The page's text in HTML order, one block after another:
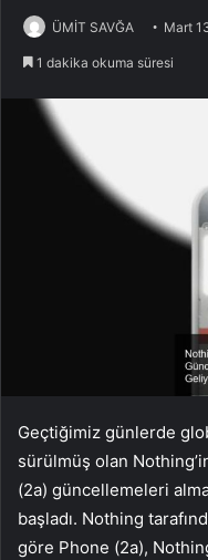
ÜMİT SAVĞA Mart
1 dakika okuma süresi
Geçtiğimiz günlerde
sürülmüş olan
(2a) güncellemeleri
başladı. Nothing
göre Phone (2a),